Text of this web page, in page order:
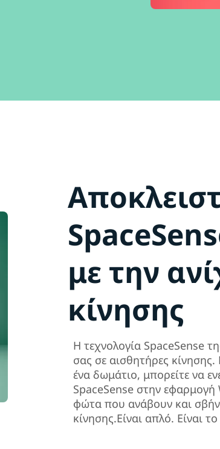
με την
κίνησης
Η τεχνολογία SpaceSense
σας σε αισθητήρες
ένα δωμάτιο, μπορείτε να
SpaceSense στην εφαρμογή
φώτα που ανάβουν και
κίνησης.Είναι απλό. Είναι